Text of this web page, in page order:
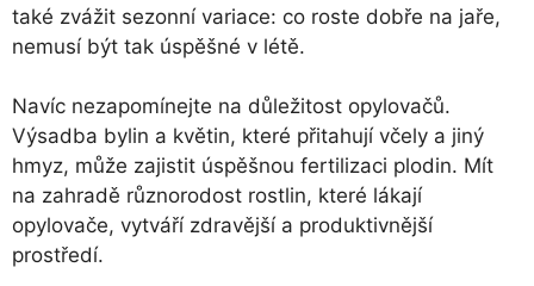
také zvážit sezonní variace: co roste dobře na jaře,
nemusí být tak úspěšné v létě.
Navíc nezapomínejte na důležitost opylovačů.
Výsadba bylin a květin, které přitahují včely a jiný
hmyz, může zajistit úspěšnou fertilizaci plodin. Mít
na zahradě různorodost rostlin, které lákají
opylovače, vytváří zdravější a produktivnější
prostředí.